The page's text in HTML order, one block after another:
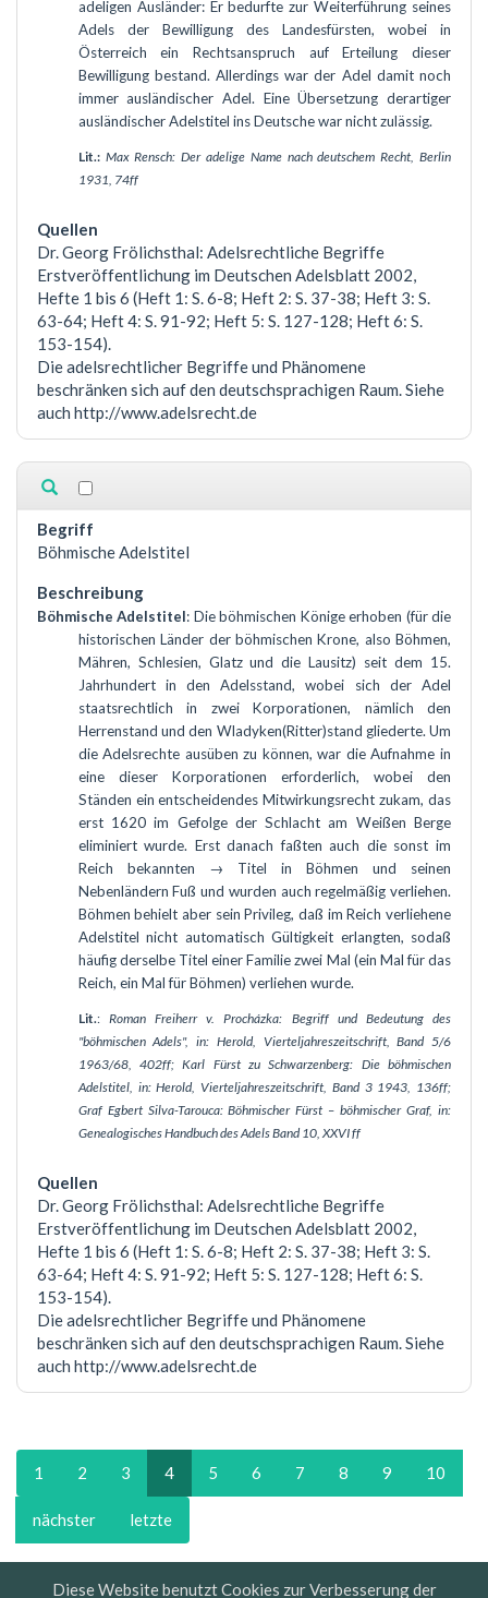
adeligen Ausländer: Er bedurfte zur Weiterführung seines
Adels der Bewilligung des Landesfürsten, wobei in
Österreich ein Rechtsanspruch auf Erteilung dieser
Bewilligung bestand. Allerdings war der Adel damit noch
immer ausländischer Adel. Eine Übersetzung derartiger
ausländischer Adelstitel ins Deutsche war nicht zulässig.
Lit.: Max Rensch: Der adelige Name nach deutschem Recht, Berlin
1931, 74ff
Dr. Georg Frölichsthal: Adelsrechtliche Begriffe
Erstveröffentlichung im Deutschen Adelsblatt 2002,
Hefte 1 bis 6 (Heft 1: S. 6-8; Heft 2: S. 37-38; Heft 3: S.
63-64; Heft 4: S. 91-92; Heft 5: S. 127-128; Heft 6: S.
153-154).
Die adelsrechtlicher Begriffe und Phänomene
beschränken sich auf den deutschsprachigen Raum. Siehe
auch http://www.adelsrecht.de
Böhmische Adelstitel
Böhmische Adelstitel: Die böhmischen Könige erhoben (für die
historischen Länder der böhmischen Krone, also Böhmen,
Mähren, Schlesien, Glatz und die Lausitz) seit dem 15.
Jahrhundert in den Adelsstand, wobei sich der Adel
staatsrechtlich in zwei Korporationen, nämlich den
Herrenstand und den Wladyken(Ritter)stand gliederte. Um
die Adelsrechte ausüben zu können, war die Aufnahme in
eine dieser Korporationen erforderlich, wobei den
Ständen ein entscheidendes Mitwirkungsrecht zukam, das
erst 1620 im Gefolge der Schlacht am Weißen Berge
eliminiert wurde. Erst danach faßten auch die sonst im
Reich bekannten → Titel in Böhmen und seinen
Nebenländern Fuß und wurden auch regelmäßig verliehen.
Böhmen behielt aber sein Privileg, daß im Reich verliehene
Adelstitel nicht automatisch Gültigkeit erlangten, sodaß
häufig derselbe Titel einer Familie zwei Mal (ein Mal für das
Reich, ein Mal für Böhmen) verliehen wurde.
Lit.: Roman Freiherr v. Procházka: Begriff und Bedeutung des
"böhmischen Adels", in: Herold, Vierteljahreszeitschrift, Band 5/6
1963/68, 402ff; Karl Fürst zu Schwarzenberg: Die böhmischen
Adelstitel, in: Herold, Vierteljahreszeitschrift, Band 3 1943, 136ff;
Graf Egbert Silva-Tarouca: Böhmischer Fürst – böhmischer Graf, in:
Genealogisches Handbuch des Adels Band 10, XXVI ff
Dr. Georg Frölichsthal: Adelsrechtliche Begriffe
Erstveröffentlichung im Deutschen Adelsblatt 2002,
Hefte 1 bis 6 (Heft 1: S. 6-8; Heft 2: S. 37-38; Heft 3: S.
63-64; Heft 4: S. 91-92; Heft 5: S. 127-128; Heft 6: S.
153-154).
Die adelsrechtlicher Begriffe und Phänomene
beschränken sich auf den deutschsprachigen Raum. Siehe
auch http://www.adelsrecht.de
1 2 3 4 5 6 7 8 9 10
nächster letzte
Diese Website benutzt Cookies zur Verbesserung der